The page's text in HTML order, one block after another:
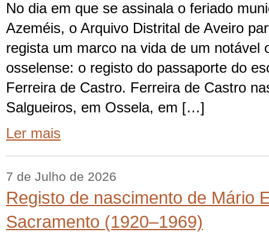
No dia em que se assinala o feriado
Azeméis, o Arquivo Distrital de Aveiro
regista um marco na vida de um notável
osselense: o registo do passaporte do
Ferreira de Castro. Ferreira de Castro
Salgueiros, em Ossela, em […]
Ler mais
7 de Julho de 2026
Registo de nascimento de Mário
Sacramento (1920–1969)